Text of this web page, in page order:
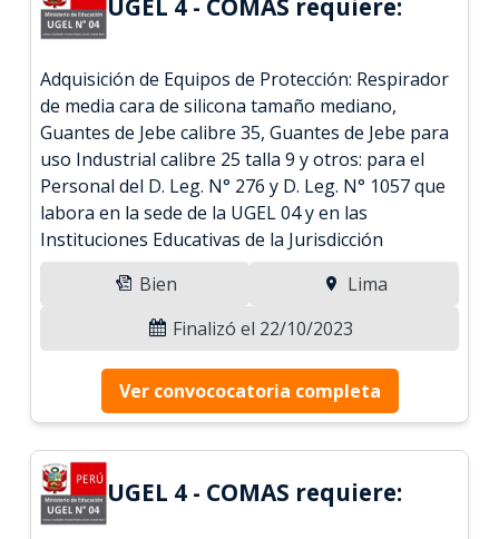
UGEL 4 - COMAS requiere:
Adquisición de Equipos de Protección: Respirador
de media cara de silicona tamaño mediano,
Guantes de Jebe calibre 35, Guantes de Jebe para
uso Industrial calibre 25 talla 9 y otros: para el
Personal del D. Leg. N° 276 y D. Leg. N° 1057 que
labora en la sede de la UGEL 04 y en las
Instituciones Educativas de la Jurisdicción
Bien
Lima
Finalizó el 22/10/2023
Ver convococatoria completa
UGEL 4 - COMAS requiere: